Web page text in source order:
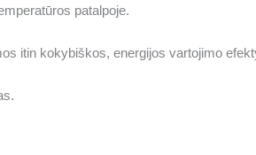
patalpoje.
itin kokybiškos, energijos vartojimo